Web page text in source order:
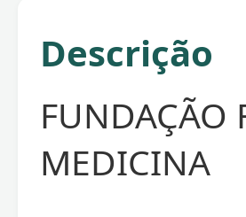
Descrição
FUNDAÇÃO
MEDICINA